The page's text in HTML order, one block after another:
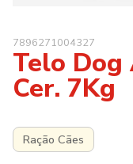
7896271004327
Telo Dog
Cer. 7Kg
Ração Cães